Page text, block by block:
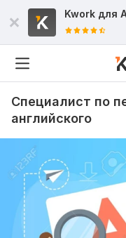
Kwork для
Специалист по
английского